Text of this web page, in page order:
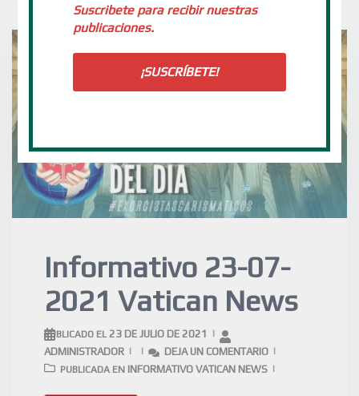
Informativo 23-07-
2021 Vatican News
PUBLICADO EL 23 DE JULIO DE 2021
ADMINISTRADOR
DEJA UN COMENTARIO
PUBLICADA EN INFORMATIVO VATICAN NEWS
Suscribete para recibir nuestras
publicaciones.